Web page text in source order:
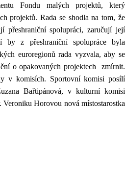
Fondu malých projektů, který
projektů. Rada se shodla na tom, že
přeshraniční spolupráci, zaručují její
by z přeshraniční spolupráce byla
euroregionů rada vyzvala, aby se
o opakovaných projektech
zmírnit.
v komisích. Sportovní komisi posílí
Bařtipánová, v kulturní komisi
Horovou nová místostarostka